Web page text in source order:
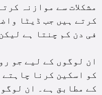
مشکلات سے موازنہ
کرتے ہیں جب ڈیٹا
فی دن کم چنتا ہے
ان لوگوں کے لیے جو
کے مطابق ہے۔ ان